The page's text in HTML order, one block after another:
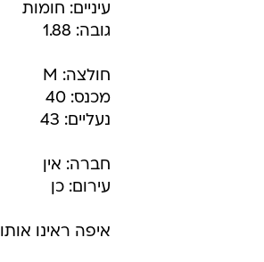
עיניים: חומות
גובה: 1.88
חולצה: M
מכנס: 40
נעליים: 43
חברה: אין
עירום: כן
איפה ראינו